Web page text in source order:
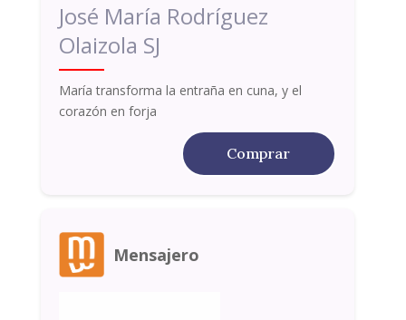
José María Rodríguez
Olaizola SJ
María transforma la entraña en cuna, y el
corazón en forja
Comprar
Mensajero